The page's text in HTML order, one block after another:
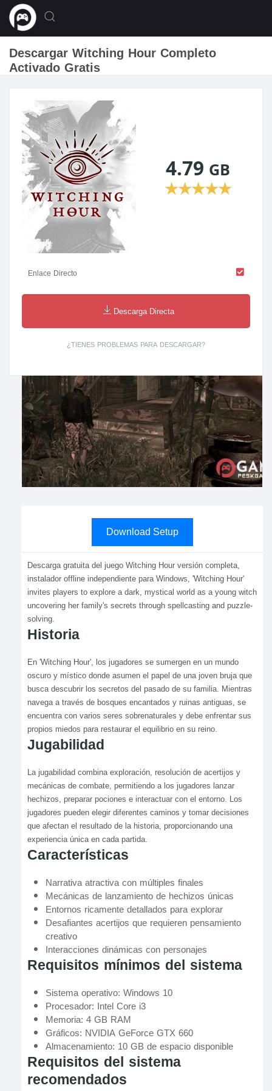
Descargar Witching Hour Completo
Activado Gratis
Download Setup
Descarga gratuita del juego Witching Hour versión completa,
instalador offline independiente para Windows, 'Witching Hour'
invites players to explore a dark, mystical world as a young witch
uncovering her family's secrets through spellcasting and puzzle-
solving.
Historia
En 'Witching Hour', los jugadores se sumergen en un mundo
oscuro y místico donde asumen el papel de una joven bruja que
busca descubrir los secretos del pasado de su familia. Mientras
navega a través de bosques encantados y ruinas antiguas, se
encuentra con varios seres sobrenaturales y debe enfrentar sus
propios miedos para restaurar el equilibrio en su reino.
Jugabilidad
La jugabilidad combina exploración, resolución de acertijos y
mecánicas de combate, permitiendo a los jugadores lanzar
hechizos, preparar pociones e interactuar con el entorno. Los
jugadores pueden elegir diferentes caminos y tomar decisiones
que afectan el resultado de la historia, proporcionando una
experiencia única en cada partida.
Características
Narrativa atractiva con múltiples finales
Mecánicas de lanzamiento de hechizos únicas
Entornos ricamente detallados para explorar
Desafiantes acertijos que requieren pensamiento
creativo
Interacciones dinámicas con personajes
Requisitos mínimos del sistema
Sistema operativo: Windows 10
Procesador: Intel Core i3
Memoria: 4 GB RAM
Gráficos: NVIDIA GeForce GTX 660
Almacenamiento: 10 GB de espacio disponible
Requisitos del sistema
recomendados
4.79 GB
★★★★★
Enlace Directo
Descarga Directa
¿TIENES PROBLEMAS PARA DESCARGAR?